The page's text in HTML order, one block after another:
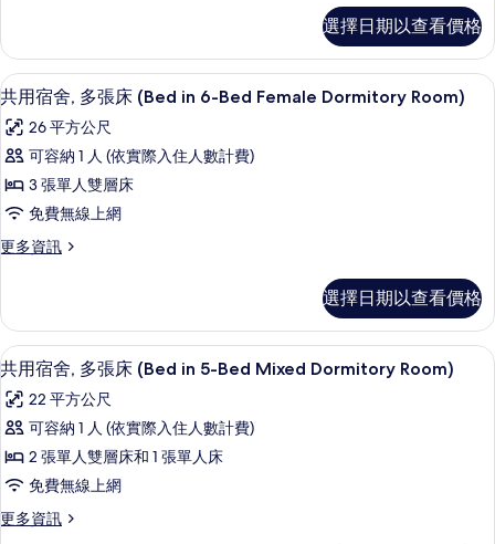
片
情
床
(Bed
in
4-
Bed
Female
Dormitory
Room)
的
相
片
宿
舍,
多
張
床
(Bed
4-
Bed
Dormitory
情
選擇日期以查看價格
顯
示
共
用
宿
多
床
(Bed
in
6-
Bed
Female
Dormitory
Room)
的
客房內保險箱、遮光布/窗簾、隔音、
6
共用宿舍, 多張床 (Bed in 6-Bed Female Dormitory Room)
26 平方公尺
可容納 1 人 (依實際入住人數計費)
3 張單人雙層床
免費無線上網
更多資訊
更
宿
舍,
多
張
床
(Bed
6-
Bed
Dormitory
選擇日期以查看價格
顯
示
共
用
宿
多
客房內保險箱、遮光布/窗簾、隔音、
7
共用宿舍, 多張床 (Bed in 5-Bed Mixed Dormitory Room)
22 平方公尺
可容納 1 人 (依實際入住人數計費)
2 張單人雙層床和 1 張單人床
免費無線上網
更多資訊
更